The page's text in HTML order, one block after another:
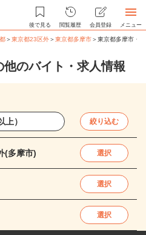
後で見る 閲覧履歴 会員登録 メニュー
＞東京都23区外＞東京都多摩市＞東京都多摩市・
のバイト・求人情報
絞り込む
(多摩市) 選択
選択
選択